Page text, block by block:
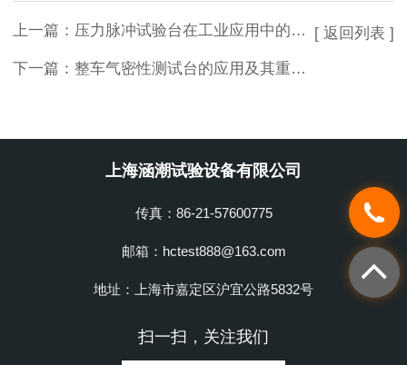
上一篇： 压力脉冲试验台在工业应用中的重要性
下一篇： 整车气密性测试台的应用及其重要性
[ 返回列表 ]
上海涵潮试验设备有限公司
传真：86-21-57600775
邮箱：hctest888@163.com
地址：上海市嘉定区沪宜公路5832号
扫一扫，关注我们